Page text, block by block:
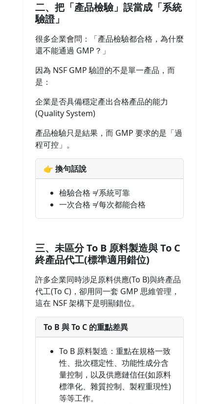
二、把「產品檢驗」誤當成「系統
驗證」
很多企業會問：「產品檢驗都合格，為什麼
還不能通過 GMP？」
因為 NSF GMP 驗證的不是單一產品，而
是：
企業是否具備穩定產出合格產品的能力
(Quality System)
產品檢驗只是結果，而 GMP 要求的是「過
程可控」。
👉 換句話說
檢驗合格 ≠ 系統可靠
一次合格 ≠ 每次都能合格
三、未區分 To B 原料製造與 To C
終產品代工(標準適用錯位)
許多企業同時涉足原料供應(To B)與終產品
代工(To C)，卻用同一套 GMP 思維管理，
這在 NSF 架構下是明顯錯位。
To B 與 To C 的重點差異
To B 原料製造：重點在規格一致
性、批次穩定性、功能性成分含
量控制，以及供應鏈信任(如原料
標準化、雜質控制、製程重現性)
等等工作。